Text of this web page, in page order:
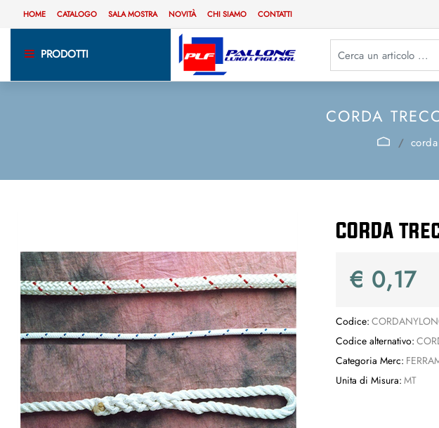
HOME CATALOGO SALA MOSTRA NOVITÀ CHI SIAMO CONTATTI
PRODOTTI
La modifica di un filtro
CORDA
CORDA
€ 0,17
Codice:
Codice alternativo:
Categoria Merc:
Unita di Misura: MT